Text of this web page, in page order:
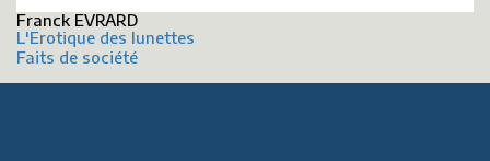
Franck EVRARD
L'Erotique des lunettes
Faits de société